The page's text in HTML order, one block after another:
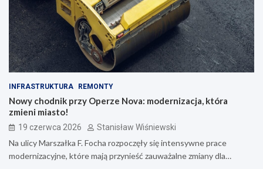
INFRASTRUKTURA REMONTY
Nowy chodnik przy Operze Nova: modernizacja, która
zmieni miasto!
19 czerwca 2026 Stanisław Wiśniewski
Na ulicy Marszałka F. Focha rozpoczęły się intensywne prace
modernizacyjne, które mają przynieść zauważalne zmiany dla…